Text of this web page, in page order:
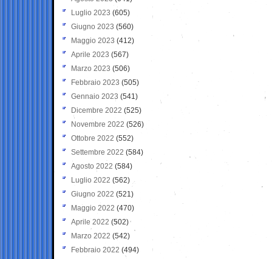
Luglio 2023 (605)
Giugno 2023 (560)
Maggio 2023 (412)
Aprile 2023 (567)
Marzo 2023 (506)
Febbraio 2023 (505)
Gennaio 2023 (541)
Dicembre 2022 (525)
Novembre 2022 (526)
Ottobre 2022 (552)
Settembre 2022 (584)
Agosto 2022 (584)
Luglio 2022 (562)
Giugno 2022 (521)
Maggio 2022 (470)
Aprile 2022 (502)
Marzo 2022 (542)
Febbraio 2022 (494)